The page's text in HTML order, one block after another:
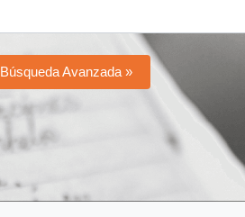
Búsqueda Avanzada »